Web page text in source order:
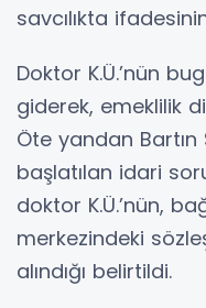
savcılıkta
Doktor K.Ü.’nün
giderek, emeklilik
Öte yandan Bartın
başlatılan idari
doktor K.Ü.’nün,
merkezindeki
alındığı belirtildi.